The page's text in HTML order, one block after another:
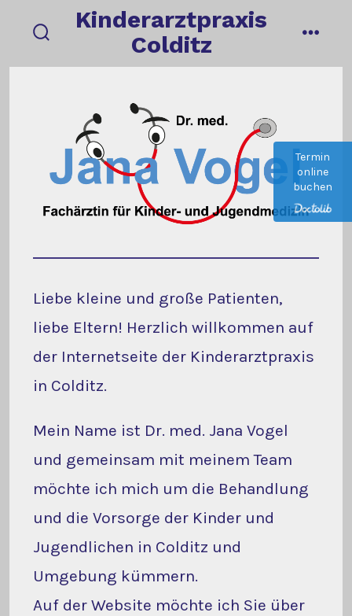
Inhalt
Kinderarztpraxis
Colditz
Liebe kleine und große Patienten,
liebe Eltern! Herzlich willkommen auf
der Internetseite der Kinderarztpraxis
in Colditz.
Mein Name ist Dr. med. Jana Vogel
und gemeinsam mit meinem Team
möchte ich mich um die Behandlung
und die Vorsorge der Kinder und
Jugendlichen in Colditz und
Umgebung kümmern.
Auf der Website möchte ich Sie über
Termin
online
buchen